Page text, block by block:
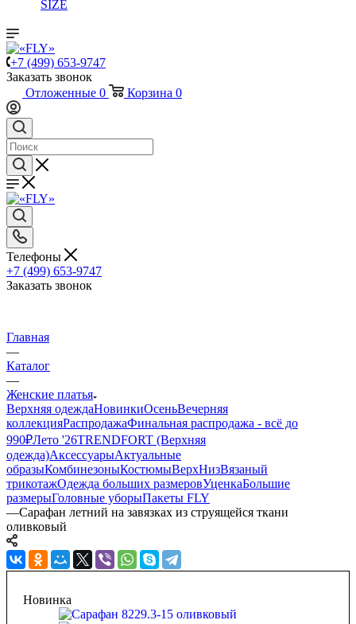
SIZE
+7 (499) 653-9747
Заказать звонок
Отложенные 0 Корзина 0
Телефоны
+7 (499) 653-9747
Заказать звонок
Главная
—
Каталог
—
Женские платья
Верхняя одеждаНовинкиОсеньВечерняя
коллекцияРаспродажаФинальная распродажа - всё до
990₽Лето '26TRENDFORT (Верхняя
одежда)АксессуарыАктуальные
образыКомбинезоныКостюмыВерхНизВязаный
трикотажОдежда больших размеровУценкаБольшие
размерыГоловные уборыПакеты FLY
—Сарафан летний на завязках из струящейся ткани
оливковый
Новинка